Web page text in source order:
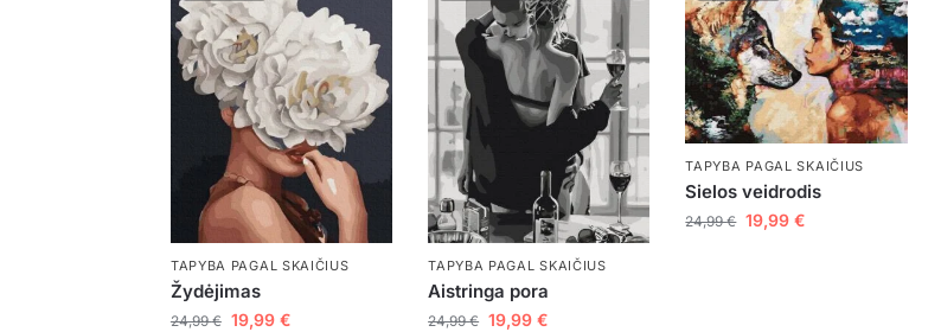
TAPYBA PAGAL SKAIČIUS
Žydėjimas
24,99€ 19,99 €
TAPYBA PAGAL SKAIČIUS
Aistringa pora
24,99€ 19,99€
TAPYBA PAGAL SKAIČIUS
Sielos veidrodis
24,99€ 19,99€